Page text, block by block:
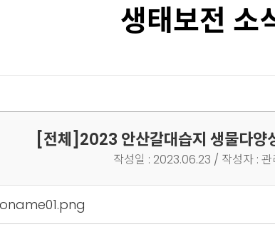
생태보전 소
[전체] 2023 안산갈대습지 생물다양
작성일 : 2023.06.23 / 작성자 : 관